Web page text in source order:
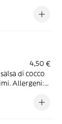
4,50 €
di cocco
Allergeni: